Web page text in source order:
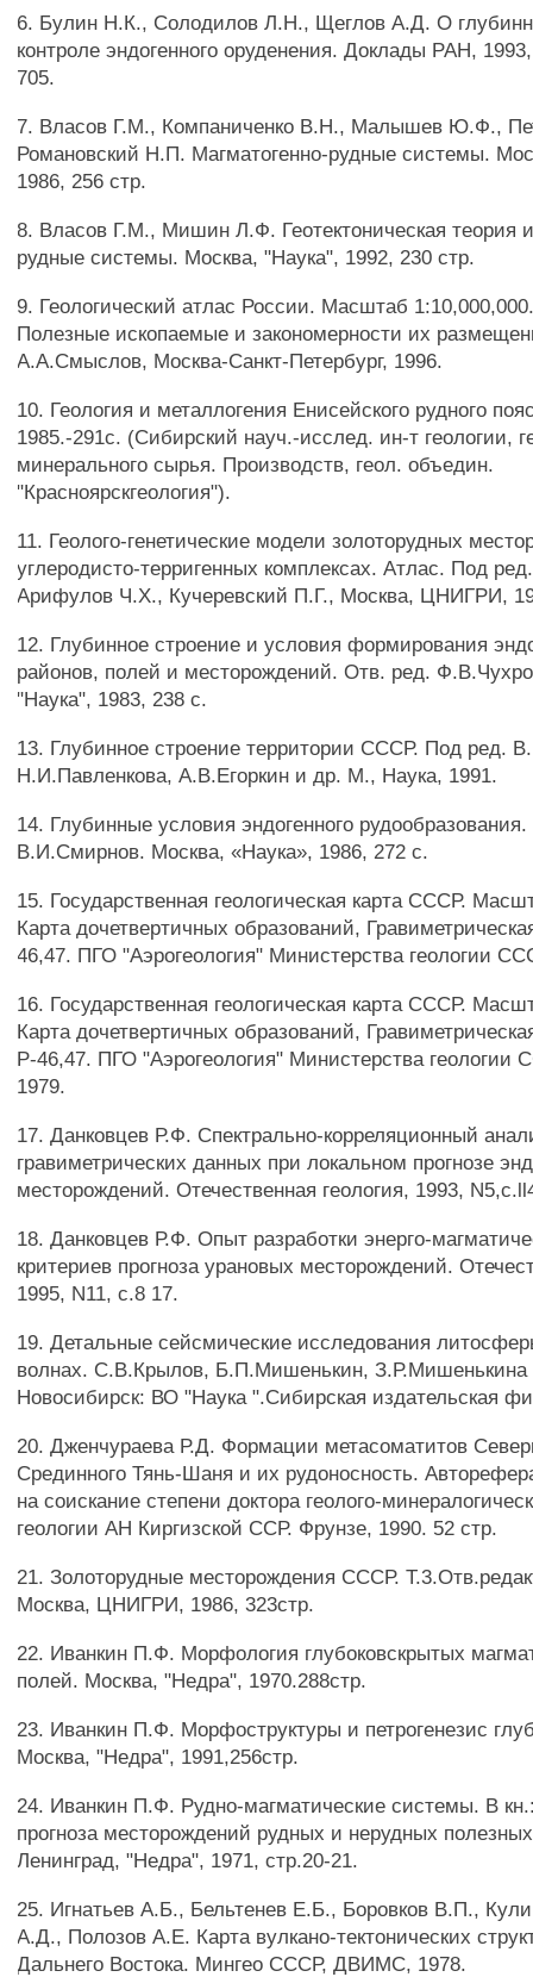
6. Булин Н.К., Солодилов Л.Н., Щеглов А.Д. О
контроле эндогенного оруденения. Доклады РАН,
705.
7. Власов Г.М., Компаниченко В.Н., Малышев Ю.Ф.,
Романовский Н.П. Магматогенно-рудные системы.
1986, 256 стр.
8. Власов Г.М., Мишин Л.Ф. Геотектоническая теория
рудные системы. Москва, "Наука", 1992, 230 стр.
9. Геологический атлас России. Масштаб
Полезные ископаемые и закономерности их
А.А.Смыслов, Москва-Санкт-Петербург, 1996.
10. Геология и металлогения Енисейского рудного
1985.-291с. (Сибирский науч.-исслед. ин-т геологии,
минерального сырья. Производств, геол. объедин.
"Красноярскгеология").
11. Геолого-генетические модели золоторудных
углеродисто-терригенных комплексах. Атлас. Под
Арифулов Ч.Х., Кучеревский П.Г., Москва, ЦНИГРИ,
12. Глубинное строение и условия формирования
районов, полей и месторождений. Отв. ред.
"Наука", 1983, 238 с.
13. Глубинное строение территории СССР. Под ред.
Н.И.Павленкова, А.В.Егоркин и др. М., Наука, 1991.
14. Глубинные условия эндогенного
В.И.Смирнов. Москва, «Наука», 1986, 272 с.
15. Государственная геологическая карта СССР.
Карта дочетвертичных образований,
46,47. ПГО "Аэрогеология" Министерства геологии
16. Государственная геологическая карта СССР.
Карта дочетвертичных образований,
Р-46,47. ПГО "Аэрогеология" Министерства геологии
1979.
17. Данковцев Р.Ф. Спектрально-корреляционный
гравиметрических данных при локальном прогнозе
месторождений. Отечественная геология, 1993,
18. Данковцев Р.Ф. Опыт разработки энерго-
критериев прогноза урановых месторождений.
1995, N11, с.8 17.
19. Детальные сейсмические исследования
волнах. С.В.Крылов, Б.П.Мишенькин, З.Р.Мишенькина
Новосибирск: ВО "Наука ".Сибирская издательская
20. Дженчураева Р.Д. Формации метасоматитов
Срединного Тянь-Шаня и их рудоносность.
на соискание степени доктора геолого-
геологии АН Киргизской ССР. Фрунзе, 1990. 52 стр.
21. Золоторудные месторождения СССР.
Москва, ЦНИГРИ, 1986, 323стр.
22. Иванкин П.Ф. Морфология глубоковскрытых
полей. Москва, "Недра", 1970.288стр.
23. Иванкин П.Ф. Морфоструктуры и петрогенезис
Москва, "Недра", 1991,256стр.
24. Иванкин П.Ф. Рудно-магматические системы. В
прогноза месторождений рудных и нерудных
Ленинград, "Недра", 1971, стр.20-21.
25. Игнатьев А.Б., Бельтенев Е.Б., Боровков В.П.,
А.Д., Полозов А.Е. Карта вулкано-тектонических
Дальнего Востока. Мингео СССР, ДВИМС, 1978.